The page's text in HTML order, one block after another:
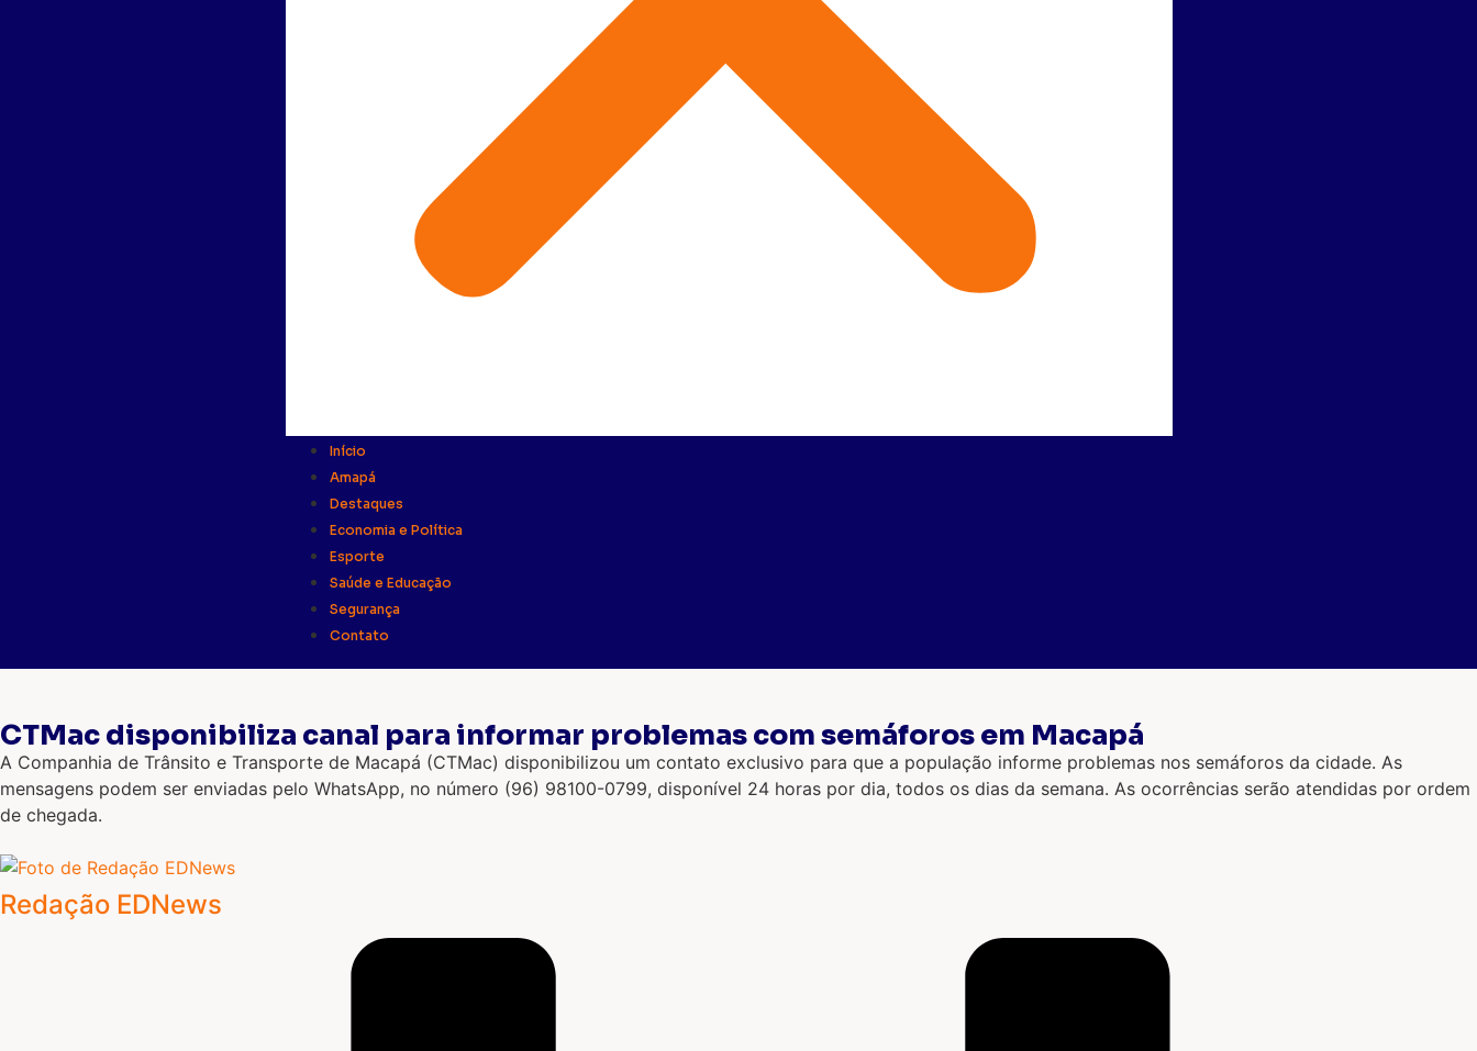
Início
Amapá
Destaques
Economia e Política
Esporte
Saúde e Educação
Segurança
Contato
CTMac disponibiliza canal para informar problemas com semáforos em Macapá
A Companhia de Trânsito e Transporte de Macapá (CTMac) disponibilizou um contato exclusivo para que a população informe problemas nos semáforos da cidade. As
mensagens podem ser enviadas pelo WhatsApp, no número (96) 98100-0799, disponível 24 horas por dia, todos os dias da semana. As ocorrências serão atendidas por ordem
de chegada.
Redação EDNews